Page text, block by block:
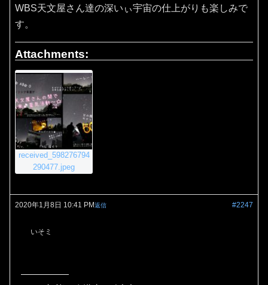
WBS天文屋さん達の深いぃ宇宙の仕上がりも楽しみで
す。
Attachments:
received_598276794
290477.jpeg
2020年1月8日 10:41 PM #2247
返信
いそミ